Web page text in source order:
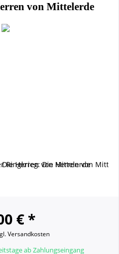
von Mittelerde
€ *
Versandkosten
ab Zahlungseingang